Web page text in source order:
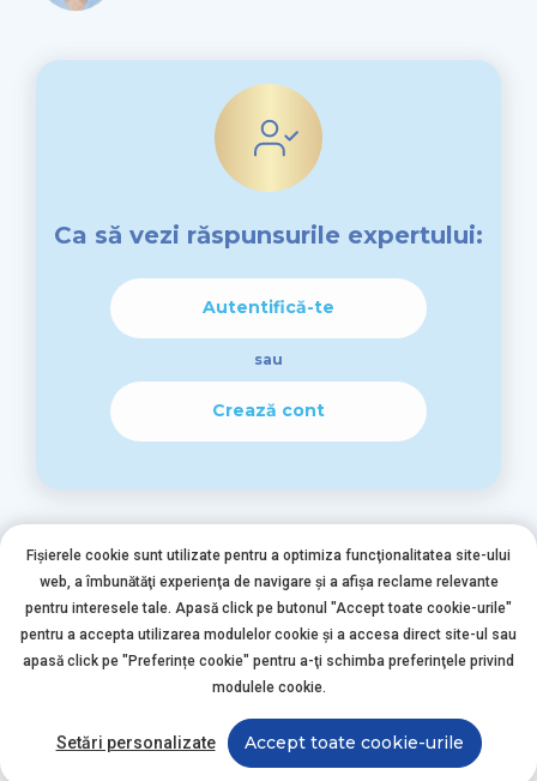
Ca să vezi răspunsurile expertului:
Autentifică-te
sau
Crează cont
Alte întrebări asemănătoare
Nutriția Bebelușului
Fișierele cookie sunt utilizate pentru a optimiza funcţionalitatea site-ului
web, a îmbunătăţi experienţa de navigare şi a afişa reclame relevante
pentru interesele tale. Apasă click pe butonul "Accept toate cookie-urile"
pentru a accepta utilizarea modulelor cookie şi a accesa direct site-ul sau
apasă click pe "Preferințe cookie" pentru a-ţi schimba preferinţele privind
modulele cookie.
Setări personalizate Accept toate cookie-urile